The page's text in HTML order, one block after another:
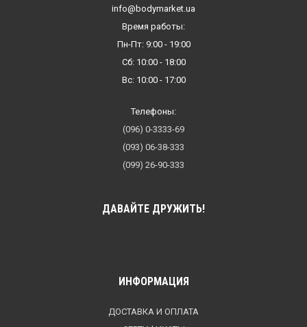
info@bodymarket.ua
Время работы:
Пн-Пт: 9:00 - 19:00
Сб: 10:00 - 18:00
Вс: 10:00 - 17:00
Телефоны:
(096) 0-3333-69
(093) 06-38-333
(099) 26-90-333
ДАВАЙТЕ ДРУЖИТЬ!
ИНФОРМАЦИЯ
ДОСТАВКА И ОПЛАТА